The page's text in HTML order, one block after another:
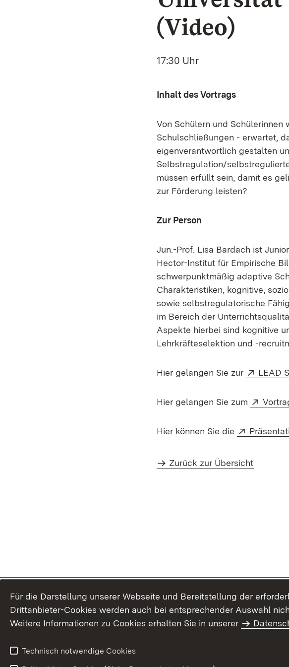
(Video)
17:30 Uhr
Inhalt des Vortrags
Von Schülern und
Schulschließungen - erwartet,
eigenverantwortlich gestalten
Selbstregulation/
müssen erfüllt sein, damit es
zur Förderung leisten?
Zur Person
Jun.-Prof. Lisa Bardach ist
Hector-Institut für Empirische
schwerpunktmäßig adaptive
Charakteristiken, kognitive,
sowie selbstregulatorische
im Bereich der
Aspekte hierbei sind kognitive
Lehrkräfteselektion und -
Hier gelangen Sie zur Extern:
LEAD
Hier gelangen Sie zum
Hier können Sie die Extern:
Zurück zur Übersicht
Für die Darstellung unserer Webseite und Bereitstellung der
Drittanbieter-Cookies werden auch bei entsprechender Auswahl
Weitere Informationen zu Cookies erhalten Sie in unserer
Technisch notwendige Cookies